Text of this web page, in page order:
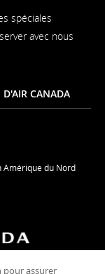
spéciales
avec nous
D'AIR CANADA
du Nord
pour assurer